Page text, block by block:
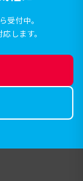
受付中。
します。